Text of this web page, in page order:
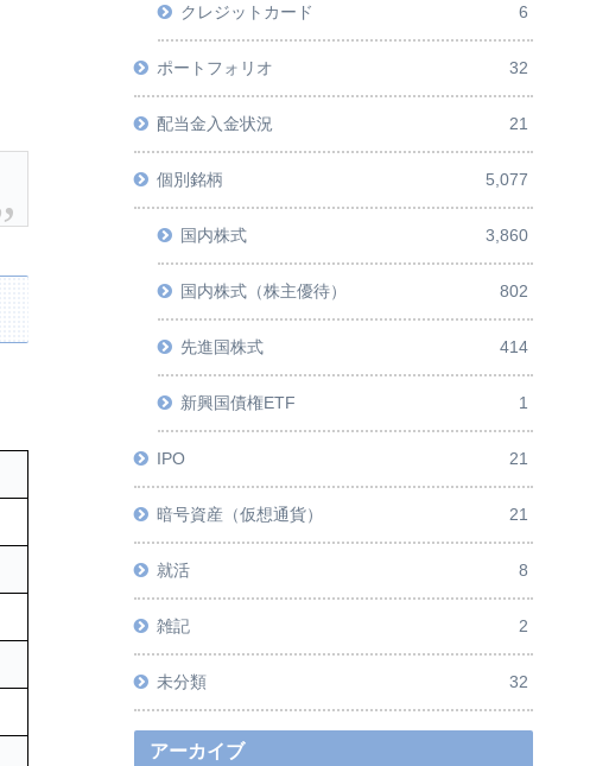
クレジットカード 6
ポートフォリオ 32
配当金入金状況 21
個別銘柄 5,077
国内株式 3,860
国内株式（株主優待） 802
先進国株式 414
新興国債権ETF 1
IPO 21
暗号資産（仮想通貨） 21
就活 8
雑記 2
未分類 32
アーカイブ